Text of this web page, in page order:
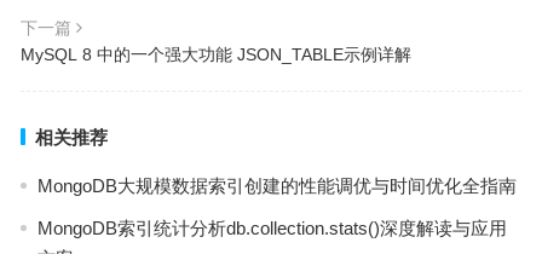
下一篇
MySQL 8 中的一个强大功能 JSON_TABLE示例详解
相关推荐
MongoDB大规模数据索引创建的性能调优与时间优化全指南
MongoDB索引统计分析db.collection.stats()深度解读与应用